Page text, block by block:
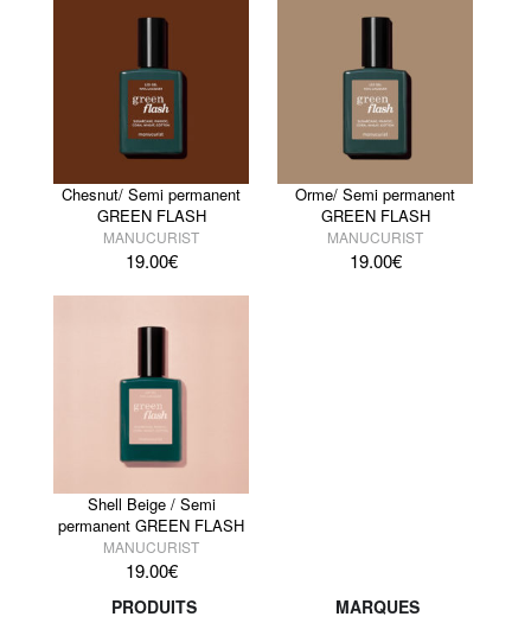
Chesnut/ Semi permanent
GREEN FLASH
MANUCURIST
19.00€
Orme/ Semi permanent
GREEN FLASH
MANUCURIST
19.00€
Shell Beige / Semi
permanent GREEN FLASH
MANUCURIST
19.00€
PRODUITS
MARQUES